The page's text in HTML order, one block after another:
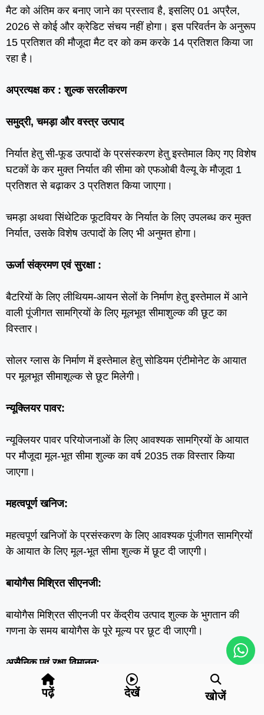
मैट को अंतिम कर बनाए जाने का प्रस्‍ताव है, इसलिए 01 अप्रैल,
2026 से कोई और क्रेडिट संचय नहीं होगा। इस परिवर्तन के अनुरूप
15 प्रतिशत की मौजूदा मैट दर को कम करके 14 प्रतिशत किया जा
रहा है।
अप्रत्‍यक्ष कर :शुल्‍क सरलीकरण
समुद्री, चमड़ा और वस्त्र उत्पाद
निर्यात हेतु सी-फूड उत्पादों के प्रसंस्करण हेतु इस्तेमाल किए गए विशेष
घटकों के कर मुक्त निर्यात की सीमा को एफओबी वैल्यू के मौजूदा 1
प्रतिशत से बढ़ाकर 3 प्रतिशत किया जाएगा।
चमड़ा अथवा सिंथेटिक फूटवियर के निर्यात के लिए उपलब्ध कर मुक्त
निर्यात, उसके विशेष उत्पादों के लिए भी अनुमत होगा।
ऊर्जा संक्रमण एवं सुरक्षा :
बैटरियों के लिए लीथियम-आयन सेलों के निर्माण हेतु इस्तेमाल में आने
वाली पूंजीगत सामग्रियों के लिए मूलभूत सीमाशुल्क की छूट का
विस्तार।
सोलर ग्लास के निर्माण में इस्तेमाल हेतु सोडियम एंटीमोनेट के आयात
पर मूलभूत सीमाशूल्क से छूट मिलेगी।
न्यूक्लियर पावर:
न्यूक्लियर पावर परियोजनाओं के लिए आवश्यक सामग्रियों के आयात
पर मौजूदा मूल-भूत सीमा शुल्क का वर्ष 2035 तक विस्तार किया
जाएगा।
महत्वपूर्ण खनिज:
महत्वपूर्ण खनिजों के प्रसंस्करण के लिए आवश्यक पूंजीगत सामग्रियों
के आयात के लिए मूल-भूत सीमा शुल्क में छूट दी जाएगी।
बायोगैस मिश्रित सीएनजी:
बायोगैस मिश्रित सीएनजी पर केंद्रीय उत्पाद शुल्क के भुगतान की
गणना के समय बायोगैस के पूरे मूल्य पर छूट दी जाएगी।
असैनिक एवं रक्षा विमानन:
असैनिक, प्रशिक्षण एवं अन्य विमानों के निर्माण के लिए आवश्यक
पढ़ें देखें खोजें